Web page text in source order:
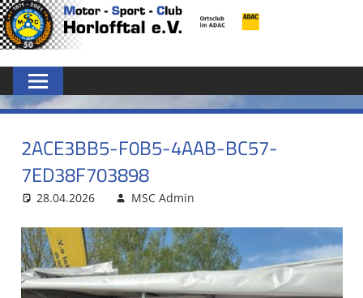
Zum
Inhalt
MSC
HORLOFFTAL
E.V.
2ACE3BB5-F0B5-4AAB-BC57-
7ED38F703898
28.04.2026 MSC Admin